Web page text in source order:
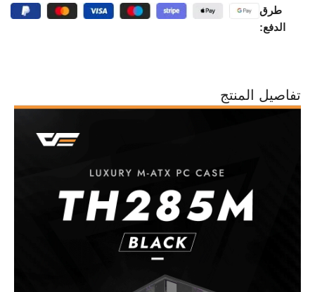
طرق
الدفع:
تفاصيل المنتج